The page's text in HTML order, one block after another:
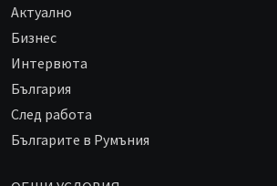
Aктуално
Бизнес
Интервюта
България
След работа
Българите в Румъния